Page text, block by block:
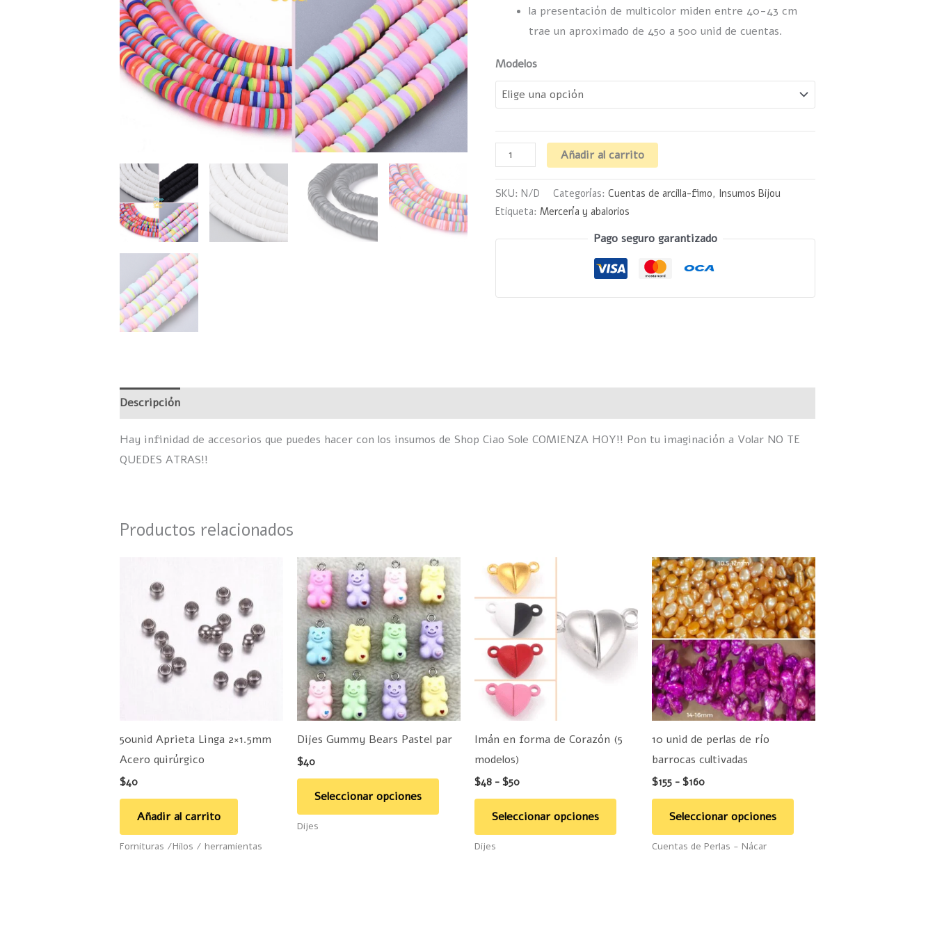
la presentación de multicolor miden entre 40-43 cm
trae un aproximado de 450 a 500 unid de cuentas.
Modelos
Añadir al carrito
SKU: N/D Categorías: Cuentas de arcilla-fimo, Insumos Bijou
Etiqueta: Mercería y abalorios
Pago seguro garantizado
Descripción
Hay infinidad de accesorios que puedes hacer con los insumos de Shop Ciao Sole COMIENZA HOY!! Pon tu imaginación a Volar NO TE
QUEDES ATRAS!!
Productos relacionados
50unid Aprieta Linga 2×1.5mm
Acero quirúrgico
$40
Añadir al carrito
Fornituras /Hilos / herramientas
Dijes Gummy Bears Pastel par
$40
Seleccionar opciones
Este
producto
tiene
múltiples
variantes.
Las
opciones
se
elegir
producto
Dijes
Imán en forma de Corazón (5
modelos)
$48 - $50
Rango
de
precios:
desde
$48
hasta
$50
Seleccionar opciones
producto
tiene
múltiples
variantes.
opciones
elegir
producto
Dijes
10 unid de perlas de río
barrocas cultivadas
$155 - $160
Rango
de
precios:
desde
$155
hasta
$160
Seleccionar opciones
Este
producto
tiene
múltiples
variantes.
Las
opciones
se
Cuentas de Perlas - Nácar